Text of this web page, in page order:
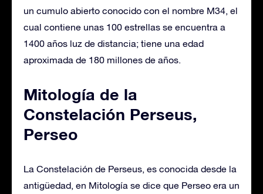
un cumulo abierto conocido con el nombre M34, el
cual contiene unas 100 estrellas se encuentra a
1400 años luz de distancia; tiene una edad
aproximada de 180 millones de años.
Mitología de la
Constelación Perseus,
Perseo
La Constelación de Perseus, es conocida desde la
antigüedad, en Mitología se dice que Perseo era un